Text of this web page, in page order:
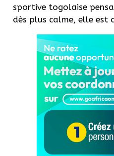
sportive togolaise
dès plus calme, elle est